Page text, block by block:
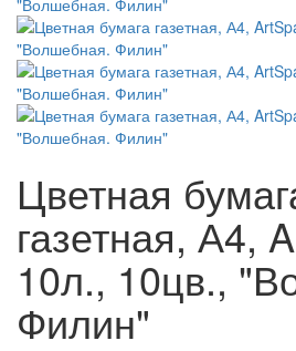
Цветная
газетная, А4,
10л., 10цв.,
Филин"